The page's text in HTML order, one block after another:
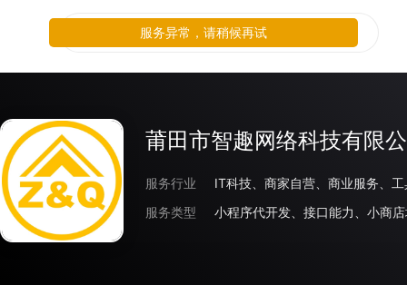
莆田市智趣网络科技有限
服务行业
IT科技、商家自营、商业服务、
服务类型
小程序代开发、接口能力、小商
服务异常，请稍候再试